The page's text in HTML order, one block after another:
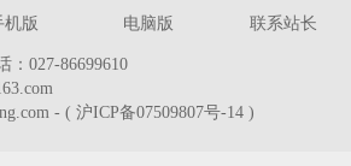
机版 电脑版 联系站长
：027-86699610
- ( 沪ICP备07509807号-14 )